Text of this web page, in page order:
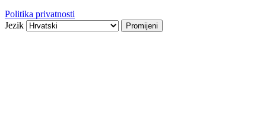
Politika privatnosti
Jezik